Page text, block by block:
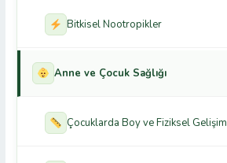
Bitkisel Nootropikler
Anne ve Çocuk Sağlığı
Çocuklarda Boy ve Fiziksel Gelişim